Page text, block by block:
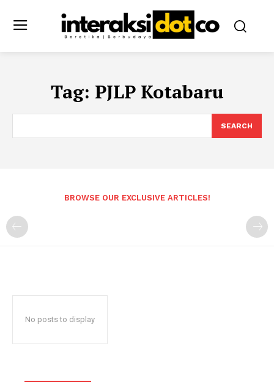
Tag: PJLP Kotabaru
SEARCH
BROWSE OUR EXCLUSIVE ARTICLES!
No posts to display